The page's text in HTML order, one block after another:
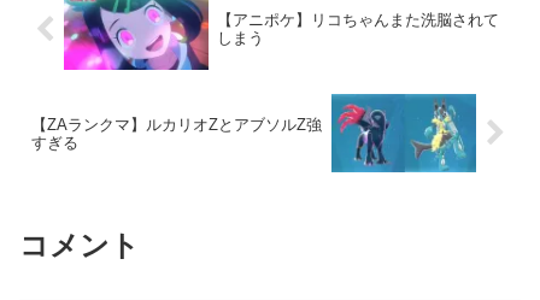
【アニポケ】リコちゃんまた洗脳されて
しまう
【ZAランクマ】ルカリオZとアブソルZ強
すぎる
コメント